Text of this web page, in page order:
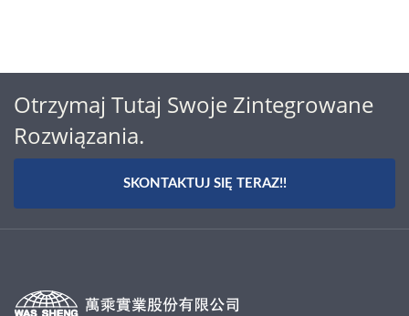
Otrzymaj Tutaj Swoje Zintegrowane
Rozwiązania.
SKONTAKTUJ SIĘ TERAZ!!